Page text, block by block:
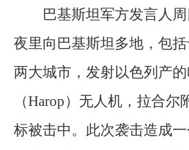
巴基斯坦军方发言人
夜里向巴基斯坦多地，包
两大城市，发射以色列产
（Harop）无人机，拉合尔
标被击中。此次袭击造成